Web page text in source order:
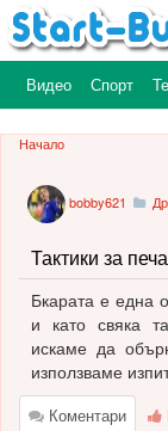
Видео Спорт
Начало
Тактики за
bobby621
Бкарата е една
и като свяка
искаме да
използваме
Коментари